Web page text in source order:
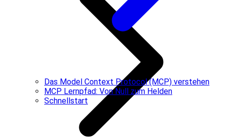
Das Model Context Protocol (MCP) verstehen
MCP Lernpfad: Von Null zum Helden
Schnellstart